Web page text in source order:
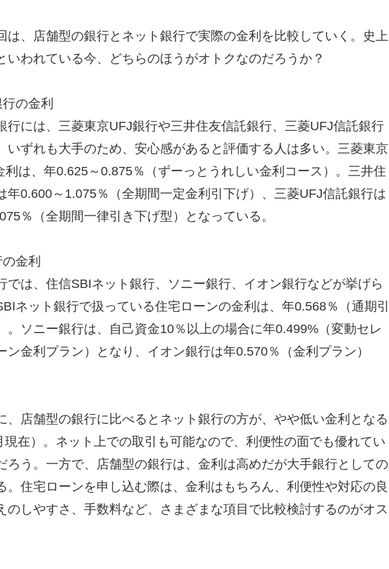
、店舗型の銀行とネット銀行で実際の金利を比較していく。史上
いわれている今、どちらのほうがオトクなのだろうか？
の金利
には、三菱東京UFJ銀行や三井住友信託銀行、三菱UFJ信託銀行
いずれも大手のため、安心感があると評価する人は多い。三菱東京
利は、年0.625～0.875％（ずーっとうれしい金利コース）。三井住
年0.600～1.075％（全期間一定金利引下げ）、三菱UFJ信託銀行は
％（全期間一律引き下げ型）となっている。
金利
は、住信SBIネット銀行、ソニー銀行、イオン銀行などが挙げら
ネット銀行で扱っている住宅ローンの金利は、年0.568％（通期引
。ソニー銀行は、自己資金10％以上の場合に年0.499%（変動セレ
ン金利プラン）となり、イオン銀行は年0.570％（金利プラン）
店舗型の銀行に比べるとネット銀行の方が、やや低い金利となる
現在）。ネット上での取引も可能なので、利便性の面でも優れてい
ろう。一方で、店舗型の銀行は、金利は高めだが大手銀行としての
。住宅ローンを申し込む際は、金利はもちろん、利便性や対応の良
のしやすさ、手数料など、さまざまな項目で比較検討するのがオス